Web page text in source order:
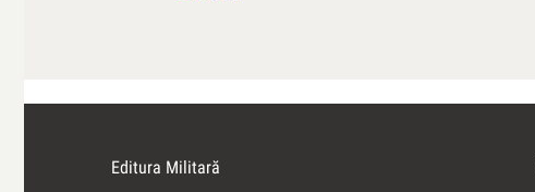
Editura Militară